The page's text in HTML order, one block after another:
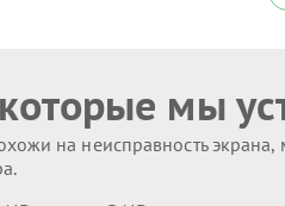
мы
на неисправность